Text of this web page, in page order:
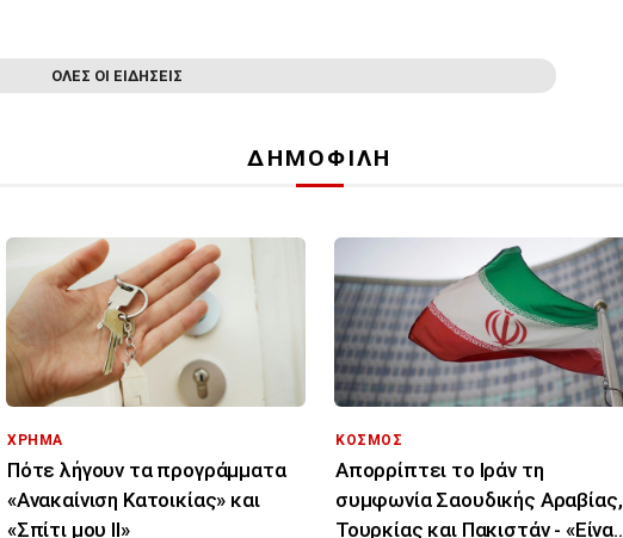
ΟΛΕΣ ΟΙ ΕΙΔΗΣΕΙΣ
ΔΗΜΟΦΙΛΗ
ΧΡΗΜΑ
Πότε λήγουν τα προγράμματα
«Ανακαίνιση Κατοικίας» και
«Σπίτι μου ΙΙ»
ΚΟΣΜΟΣ
Απορρίπτει το Ιράν τη
συμφωνία Σαουδικής Αραβίας,
Τουρκίας και Πακιστάν - «Είναι